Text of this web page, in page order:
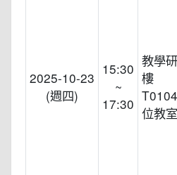
2025-10-23
(週四)
15:30
~
17:30
教學
樓
位教室